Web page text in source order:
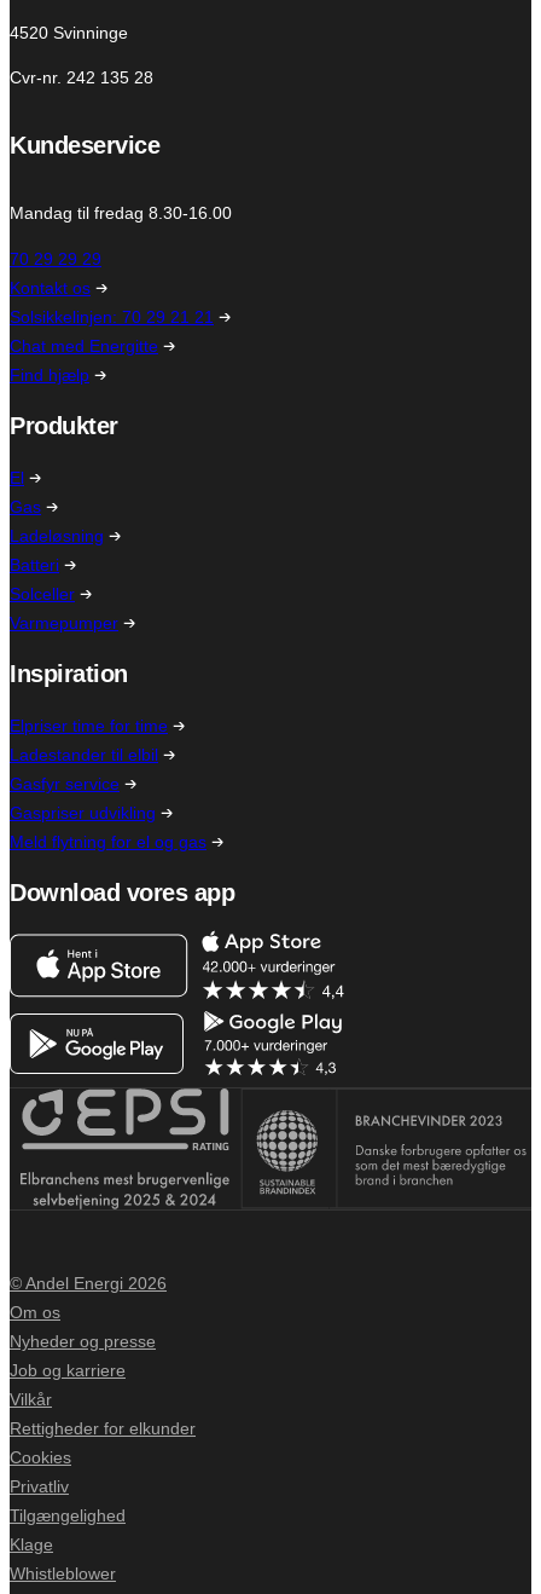
4520 Svinninge
Cvr-nr. 242 135 28
Kundeservice
Mandag til fredag 8.30-16.00
70 29 29 29
Kontakt os
Solsikkelinjen: 70 29 21 21
Chat med Energitte
Find hjælp
Produkter
El
Gas
Ladeløsning
Batteri
Solceller
Varmepumper
Inspiration
Elpriser time for time
Ladestander til elbil
Gasfyr service
Gaspriser udvikling
Meld flytning for el og gas
Download vores app
© Andel Energi 2026
Om os
Nyheder og presse
Job og karriere
Vilkår
Rettigheder for elkunder
Cookies
Privatliv
Tilgængelighed
Klage
Whistleblower